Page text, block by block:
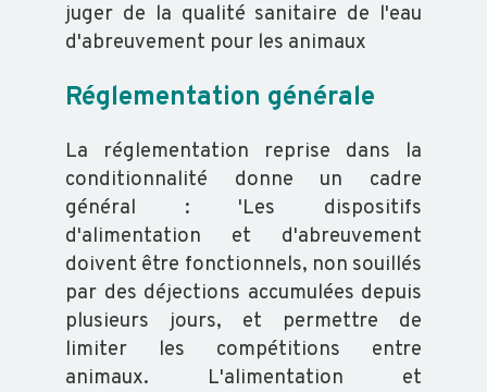
juger de la qualité sanitaire de l'eau
d'abreuvement pour les animaux
Réglementation générale
La réglementation reprise dans la
conditionnalité donne un cadre
général : 'Les dispositifs
d'alimentation et d'abreuvement
doivent être fonctionnels, non souillés
par des déjections accumulées depuis
plusieurs jours, et permettre de
limiter les compétitions entre
animaux. L'alimentation et